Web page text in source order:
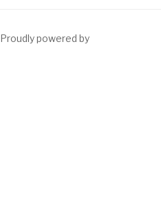
Proudly powered by